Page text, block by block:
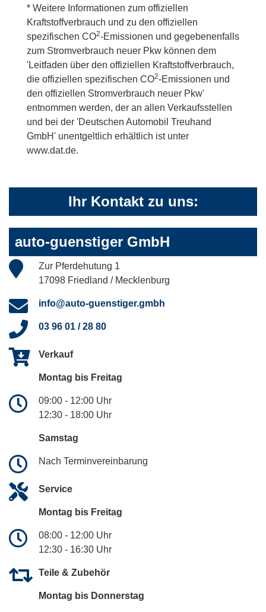
* Weitere Informationen zum offiziellen
Kraftstoffverbrauch und zu den offiziellen
spezifischen CO2-Emissionen und gegebenenfalls
zum Stromverbrauch neuer Pkw können dem
'Leitfaden über den offiziellen Kraftstoffverbrauch,
die offiziellen spezifischen CO2-Emissionen und
den offiziellen Stromverbrauch neuer Pkw'
entnommen werden, der an allen Verkaufsstellen
und bei der 'Deutschen Automobil Treuhand
GmbH' unentgeltlich erhältlich ist unter
www.dat.de.
Ihr Kontakt zu uns:
auto-guenstiger GmbH
Zur Pferdehutung 1
17098 Friedland / Mecklenburg
info@auto-guenstiger.gmbh
03 96 01 / 28 80
Verkauf
Montag bis Freitag
09:00 - 12:00 Uhr
12:30 - 18:00 Uhr
Samstag
Nach Terminvereinbarung
Service
Montag bis Freitag
08:00 - 12:00 Uhr
12:30 - 16:30 Uhr
Teile & Zubehör
Montag bis Donnerstag